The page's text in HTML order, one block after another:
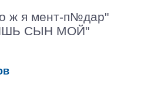
ж я мент-п№дар"
СЫН МОЙ"